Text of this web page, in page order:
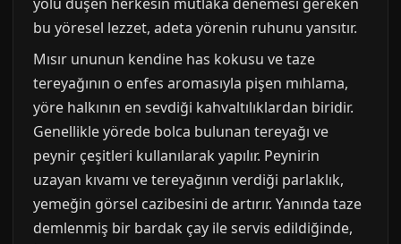
bu yöresel lezzet, adeta yörenin ruhunu yansıtır.
Mısır ununun kendine has kokusu ve taze
tereyağının o enfes aromasıyla pişen mıhlama,
yöre halkının en sevdiği kahvaltılıklardan biridir.
Genellikle yörede bolca bulunan tereyağı ve
peynir çeşitleri kullanılarak yapılır. Peynirin
uzayan kıvamı ve tereyağının verdiği parlaklık,
yemeğin görsel cazibesini de artırır. Yanında taze
demlenmiş bir bardak çay ile servis edildiğinde,